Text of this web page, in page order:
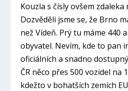
Kouzla s čísly ovšem zdaleka
Dozvěděli jsme se, že Brno
než Vídeň. Prý tu máme 440
obyvatel. Nevím, kde to pan
oficiálních a snadno
ČR něco přes 500 vozidel na
kdežto v bohatších zemích